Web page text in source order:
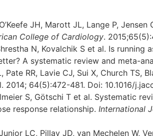
JH, Marott JL, Lange P,
College of Cardiology.
N, Kovalchik S et al. Is
A systematic review and meta-
Pate RR, Lavie CJ, Sui X, Church
2014; 64(5):472-481. Doi: 10.1016/
S, Götschi T et al. Systematic
response relationship. International
LC, Pillay JD, van Mechelen W,